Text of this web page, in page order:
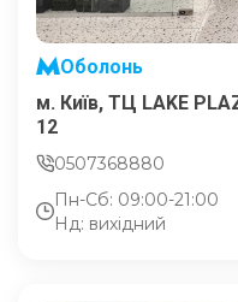
Оболонь
м. Київ, ТЦ LAKE
12
0507368880
Пн-Сб: 09:00-21:00
Нд: вихідний